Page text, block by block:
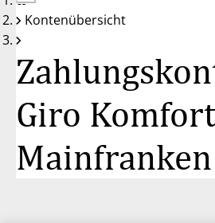
Keine
Konten
Kontenübersicht
Giro